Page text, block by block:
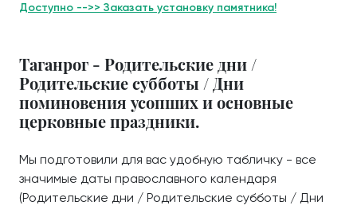
Доступно -->> Заказать установку памятника!
Таганрог - Родительские дни /
Родительские субботы / Дни
поминовения усопших и основные
церковные праздники.
Мы подготовили для вас удобную табличку - все
значимые даты православного календаря
(Родительские дни / Родительские субботы / Дни